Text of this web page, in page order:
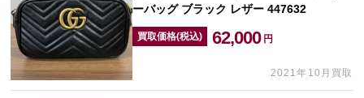
ーバッグ ブラック レザー 447632
買取価格(税込) 62,000 円
2021年10月買取